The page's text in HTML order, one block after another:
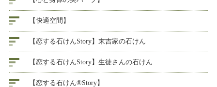
【快適空間】
【恋する石けんStory】末吉家の石けん
【恋する石けんStory】生徒さんの石けん
【恋する石けん®Story】